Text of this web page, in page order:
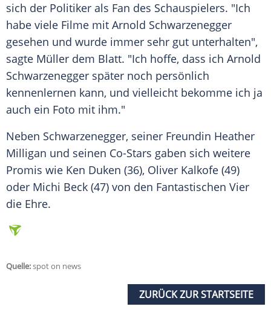
sich der Politiker als Fan des Schauspielers. "Ich
habe viele Filme mit Arnold Schwarzenegger
gesehen und wurde immer sehr gut unterhalten",
sagte Müller dem Blatt. "Ich hoffe, dass ich Arnold
Schwarzenegger später noch persönlich
kennenlernen kann, und vielleicht bekomme ich ja
auch ein Foto mit ihm."
Neben Schwarzenegger, seiner Freundin Heather
Milligan und seinen Co-Stars gaben sich weitere
Promis wie Ken Duken (36), Oliver Kalkofe (49)
oder Michi Beck (47) von den Fantastischen Vier
die Ehre.
Quelle:spot on news
ZURÜCK ZUR STARTSEITE